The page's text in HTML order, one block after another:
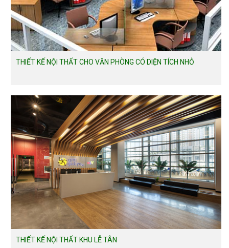
THIẾT KẾ NỘI THẤT CHO VĂN PHÒNG CÓ DIỆN TÍCH NHỎ
THIẾT KẾ NỘI THẤT KHU LỄ TÂN